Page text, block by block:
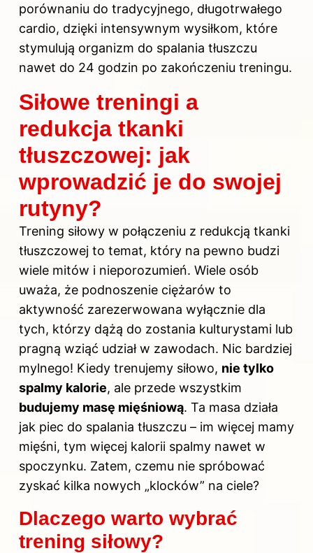
porównaniu do tradycyjnego, długotrwałego
cardio, dzięki intensywnym wysiłkom, które
stymulują organizm do spalania tłuszczu
nawet do 24 godzin po zakończeniu treningu.
Siłowe treningi a
redukcja tkanki
tłuszczowej: jak
wprowadzić je do swojej
rutyny?
Trening siłowy w połączeniu z redukcją tkanki
tłuszczowej to temat, który na pewno budzi
wiele mitów i nieporozumień. Wiele osób
uważa, że podnoszenie ciężarów to
aktywność zarezerwowana wyłącznie dla
tych, którzy dążą do zostania kulturystami lub
pragną wziąć udział w zawodach. Nic bardziej
mylnego! Kiedy trenujemy siłowo, nie tylko
spalmy kalorie, ale przede wszystkim
budujemy masę mięśniową. Ta masa działa
jak piec do spalania tłuszczu – im więcej mamy
mięśni, tym więcej kalorii spalmy nawet w
spoczynku. Zatem, czemu nie spróbować
zyskać kilka nowych „klocków” na ciele?
Dlaczego warto wybrać
trening siłowy?